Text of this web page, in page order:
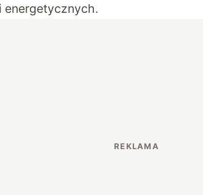
energetycznych.